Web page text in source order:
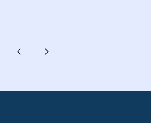
Pagina precedentePagina successiva